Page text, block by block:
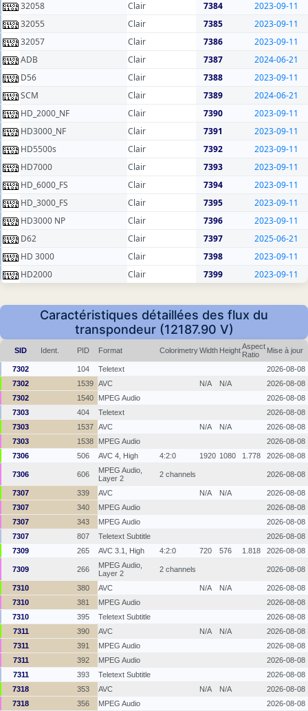
32058 Clair 7384
2023-09-11
32055
Clair 7385
2023-09-11
32057
Clair 7386
2023-09-11
ADB
Clair 7387
2024-06-21
D56
Clair 7388
2023-09-11
SCM
Clair 7389
2024-06-21
HD_2000_NF
Clair 7390
2023-09-11
HD3000_NF
Clair 7391
2023-09-11
HD5500s
Clair 7392
2023-09-11
HD7000
Clair 7393
2023-09-11
HD_6000_FS
Clair 7394
2023-09-11
HD_3000_FS
Clair 7395
2023-09-11
HD3000 NP
Clair 7396
2023-09-11
D62
Clair 7397
2025-06-21
HD 3000
Clair 7398
2023-09-11
HD2000
Clair 7399 2023-09-11
Caractéristiques détaillées des flux du
transpondeur (12187.90 V)
SID Ident. PID Format ColorimetryWidth HeightAspect
Ratio
Mise à jour
7302 104 Teletext
2026-08-08
7302
1539 AVC N/A N/A
2026-08-08
7302
1540 MPEG Audio
2026-08-08
7303
404 Teletext
2026-08-08
7303
1537 AVC N/A N/A
2026-08-08
7303
1538 MPEG Audio
2026-08-08
7306
506 AVC 4, High 4:2:0 1920 1080 1.778 2026-08-08
7306 606
MPEG Audio,
Layer 2
2 channels 2026-08-08
7307 339 AVC N/A N/A
2026-08-08
7307
340 MPEG Audio
2026-08-08
7307
343 MPEG Audio
2026-08-08
7307
807 Teletext Subtitle
2026-08-08
7309
265 AVC 3.1, High 4:2:0 720 576 1.818 2026-08-08
7309 266
MPEG Audio,
Layer 2
2 channels 2026-08-08
7310 380 AVC N/A N/A
2026-08-08
7310
381 MPEG Audio
2026-08-08
7310
395 Teletext Subtitle
2026-08-08
7311
390 AVC N/A N/A
2026-08-08
7311
391 MPEG Audio
2026-08-08
7311
392 MPEG Audio
2026-08-08
7311
393 Teletext Subtitle
2026-08-08
7318
353 AVC N/A N/A
2026-08-08
7318
356 MPEG Audio
2026-08-08